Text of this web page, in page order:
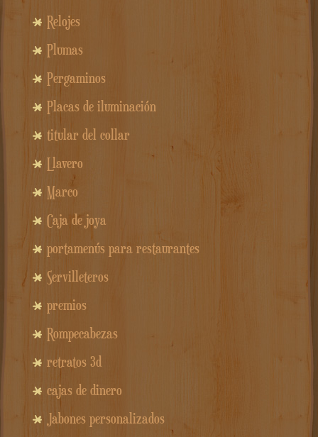
Relojes
Plumas
Pergaminos
Placas de iluminación
titular del collar
Llavero
Marco
Caja de joya
portamenús para restaurantes
Servilleteros
premios
Rompecabezas
retratos 3d
cajas de dinero
Jabones personalizados